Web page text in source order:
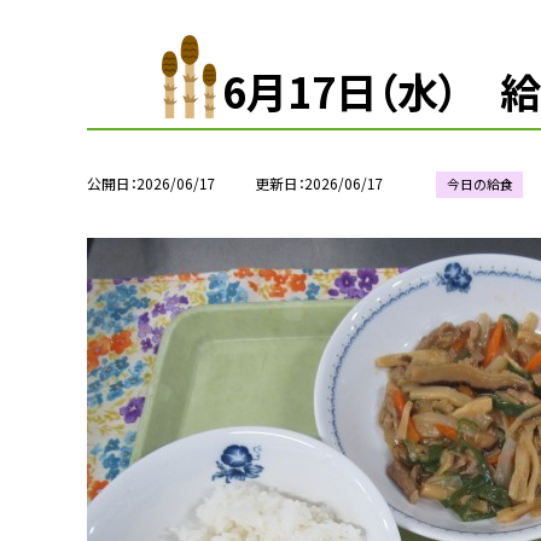
6月17日（水）
公開日 2026/06/17 更新日 2026/06/17 今日の給食